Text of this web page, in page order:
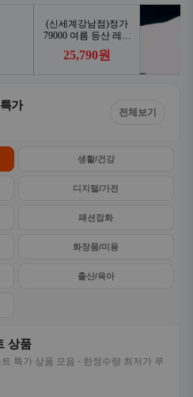
가
전체보기
생활/건강
디지털/가전
패션잡화
화장품/미용
출산/육아
상품
특가 상품 모음 - 한정수량 최저가 쿠